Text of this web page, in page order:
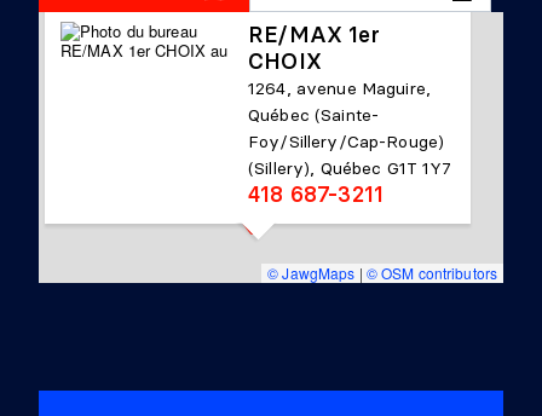
RE/MAX 1er
CHOIX
1264, avenue Maguire,
Québec (Sainte-
Foy/Sillery/Cap-Rouge)
(Sillery), Québec G1T 1Y7
418 687-3211
© JawgMaps | © OSM contributors